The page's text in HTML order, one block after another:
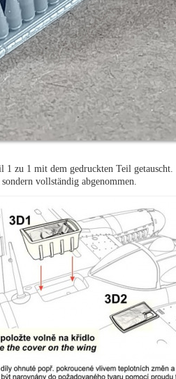
zu 1 mit dem gedruckten Teil getauscht.
vollständig abgenommen.